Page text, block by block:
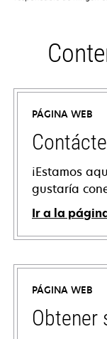
PÁGINA WEB
¡Estamos
gustaría
Ir a la
PÁGINA WEB
Obtener